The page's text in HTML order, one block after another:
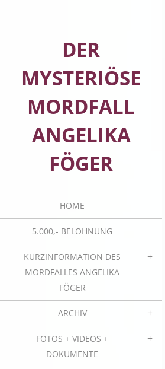
DER
MYSTERIÖSE
MORDFALL
ANGELIKA
FÖGER
HOME
5.000,- BELOHNUNG
KURZINFORMATION DES
MORDFALLES ANGELIKA
FÖGER
ARCHIV
FOTOS + VIDEOS +
DOKUMENTE